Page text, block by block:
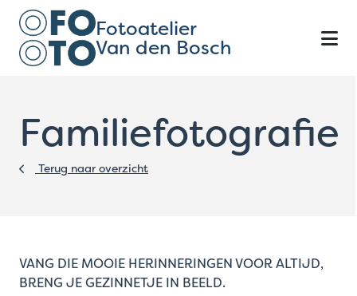
Fotoatelier
Van den Bosch
Familiefotografie
Terug naar overzicht
VANG DIE MOOIE HERINNERINGEN VOOR ALTIJD,
BRENG JE GEZINNETJE IN BEELD.